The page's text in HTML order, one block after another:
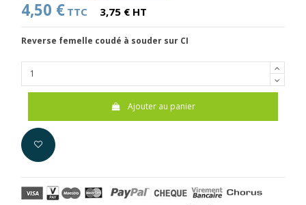
4,50 € TTC 3,75 € HT
Reverse femelle coudé à souder sur CI
Ajouter au panier